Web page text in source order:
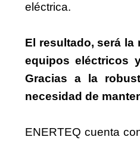
eléctrica.
El resultado, será
equipos eléctricos
Gracias a la
necesidad de
ENERTEQ cuenta